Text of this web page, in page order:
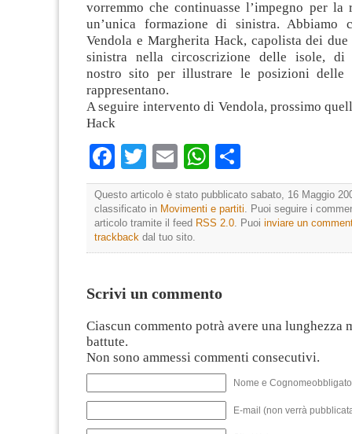
vorremmo che continuasse l’impegno per la
un’unica formazione di sinistra. Abbiamo
Vendola e Margherita Hack, capolista dei
sinistra nella circoscrizione delle isole, di
nostro sito per illustrare le posizioni delle
rappresentano.
A seguire intervento di Vendola, prossimo
Hack
Facebook
TwitterEmailWhatsApp
Questo articolo è stato pubblicato sabato, 16 Maggio
classificato in Movimenti e partiti . Puoi seguire i
articolo tramite il feed RSS 2.0 . Puoi inviare un
trackback dal tuo sito.
Scrivi un commento
Ciascun commento potrà avere una lunghezza
battute.
Non sono ammessi commenti consecutivi.
Nome e
E-mail (non verrà